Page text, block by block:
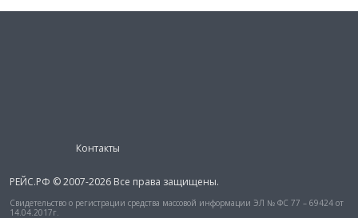
Контакты
РЕЙС.РФ © 2007-2026 Все права защищены.
Свидетельство о регистрации средства массовой информации ЭЛ № ФС 77 – 69424 от
14.04.2017г.